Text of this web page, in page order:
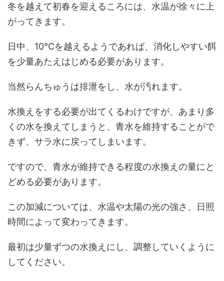
冬を越えて初春を迎えるころには、水温が徐々に上
がってきます。
日中、10℃を越えるようであれば、消化しやすい餌
を少量あたえはじめる必要があります。
当然らんちゅうは排泄をし、水が汚れます。
水換えをする必要が出てくるわけですが、あまり多
くの水を換えてしまうと、青水を維持することがで
きず、サラ水に戻ってしまいます。
ですので、青水が維持できる程度の水換えの量にと
どめる必要があります。
この加減については、水温や太陽の光の強さ、日照
時間によって変わってきます。
最初は少量ずつの水換えにし、調整していくように
してください。